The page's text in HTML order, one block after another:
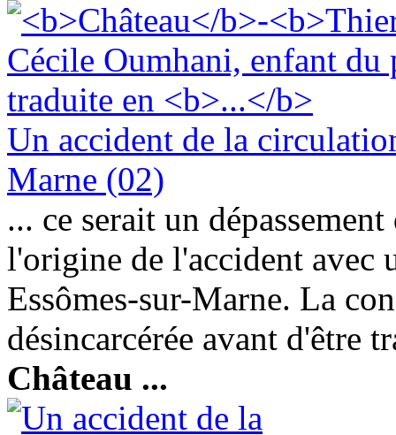
Un accident de la
Marne (02)
... ce serait un
l'origine de l'accident avec
Essômes-sur-Marne. La
désincarcérée avant d'être
Château ...